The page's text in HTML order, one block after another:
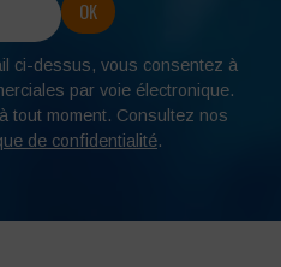
veste et pantalon.
dispose d’une coupe
quelle tenue
ci-dessus, vous consentez à
par voie électronique.
à tout moment. Consultez nos
de confidentialité.